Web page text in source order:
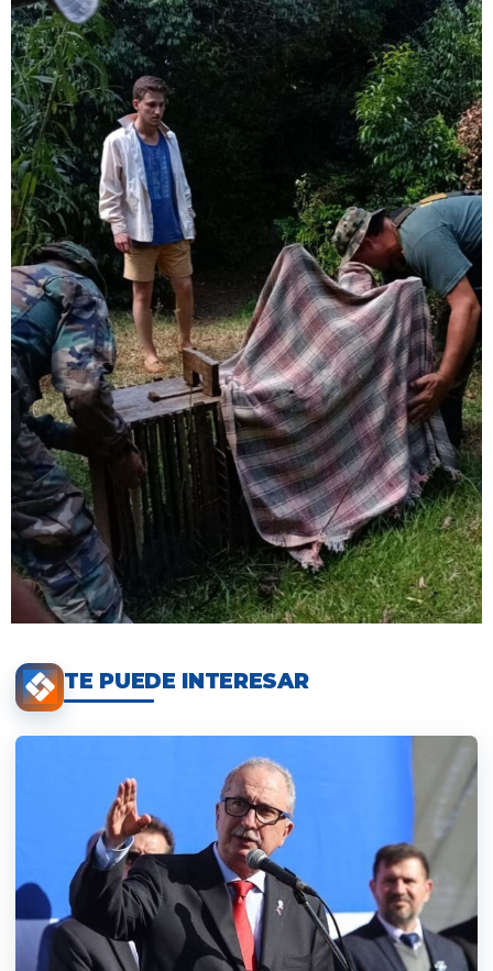
TE PUEDE INTERESAR